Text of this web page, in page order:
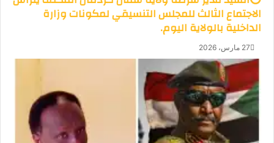
الاجتماع الثالث للمجلس التنسيقي لمكونات وزارة
الداخلية بالولاية اليوم.
27 مارس، 2026